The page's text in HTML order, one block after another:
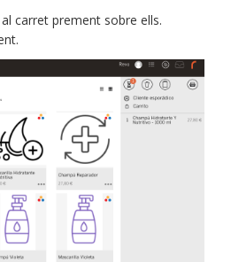
carret prement sobre ells.